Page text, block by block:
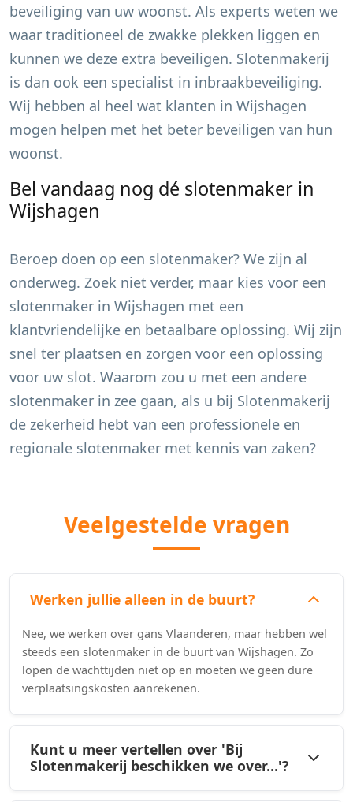
beveiliging van uw woonst. Als experts weten we
waar traditioneel de zwakke plekken liggen en
kunnen we deze extra beveiligen. Slotenmakerij
is dan ook een specialist in inbraakbeveiliging.
Wij hebben al heel wat klanten in Wijshagen
mogen helpen met het beter beveiligen van hun
woonst.
Bel vandaag nog dé slotenmaker in
Wijshagen
Beroep doen op een slotenmaker? We zijn al
onderweg. Zoek niet verder, maar kies voor een
slotenmaker in Wijshagen met een
klantvriendelijke en betaalbare oplossing. Wij zijn
snel ter plaatsen en zorgen voor een oplossing
voor uw slot. Waarom zou u met een andere
slotenmaker in zee gaan, als u bij Slotenmakerij
de zekerheid hebt van een professionele en
regionale slotenmaker met kennis van zaken?
Veelgestelde vragen
Werken jullie alleen in de buurt?
Nee, we werken over gans Vlaanderen, maar hebben wel
steeds een slotenmaker in de buurt van Wijshagen. Zo
lopen de wachttijden niet op en moeten we geen dure
verplaatsingskosten aanrekenen.
Kunt u meer vertellen over 'Bij
Slotenmakerij beschikken we over...'?